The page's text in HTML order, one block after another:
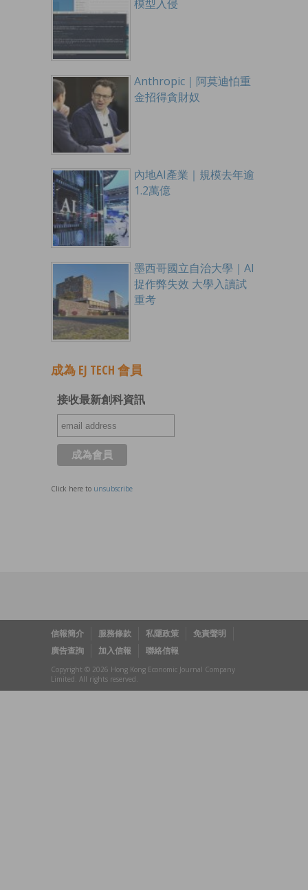
模型入侵
Anthropic｜阿莫迪怕重
金招得貪財奴
內地AI產業｜規模去年逾
1.2萬億
墨西哥國立自治大學｜AI
捉作弊失效 大學入讀試
重考
成為 EJ TECH 會員
接收最新創科資訊
Click here to unsubscribe
信報簡介 服務條款 私隱政策
免責聲明
廣告查詢
加入信報 聯絡信報
Copyright © 2026 Hong Kong Economic Journal Company
Limited. All rights reserved.